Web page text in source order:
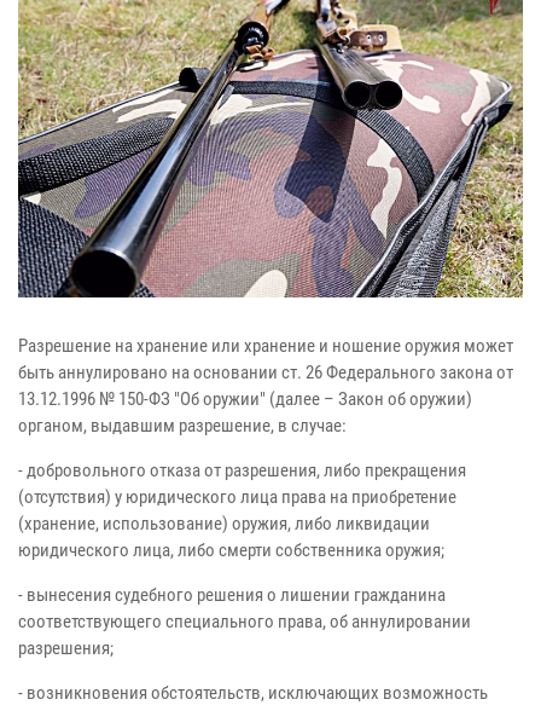
Разрешение на хранение или хранение и ношение оружия может
быть аннулировано на основании ст. 26 Федерального закона от
13.12.1996 № 150-ФЗ "Об оружии" (далее – Закон об оружии)
органом, выдавшим разрешение, в случае:
- добровольного отказа от разрешения, либо прекращения
(отсутствия) у юридического лица права на приобретение
(хранение, использование) оружия, либо ликвидации
юридического лица, либо смерти собственника оружия;
- вынесения судебного решения о лишении гражданина
соответствующего специального права, об аннулировании
разрешения;
- возникновения обстоятельств, исключающих возможность